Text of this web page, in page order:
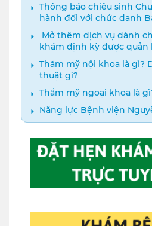
Thông báo chiêu sinh
hành đối với chức danh
dưỡng năm 2024
Mở thêm dịch vụ dành
khám định kỳ được quản
Thẩm mỹ nội khoa là gì?
thuật gì?
Thẩm mỹ ngoại khoa là
Năng lực Bệnh viện